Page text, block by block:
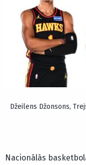
Džeilens Džonsons,
Nacionālās